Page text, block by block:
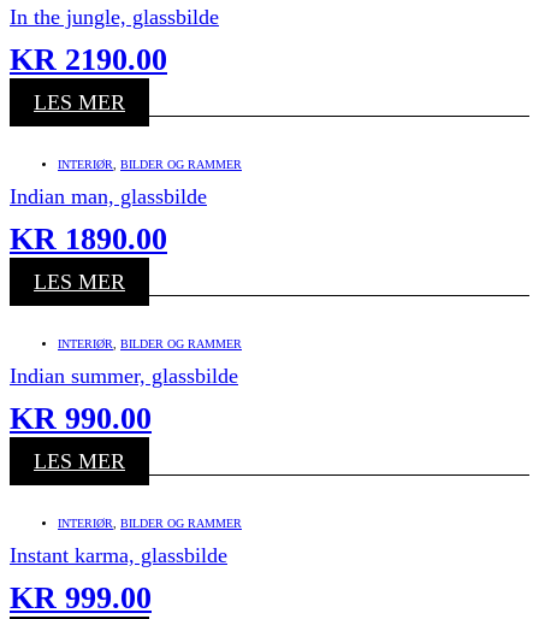
In the jungle, glassbilde
KR 2190.00
LES MER
INTERIØR BILDER OG RAMMER
Indian man, glassbilde
KR 1890.00
LES MER
INTERIØR BILDER OG RAMMER
Indian summer, glassbilde
KR 990.00
LES MER
INTERIØR BILDER OG RAMMER
Instant karma, glassbilde
KR 999.00